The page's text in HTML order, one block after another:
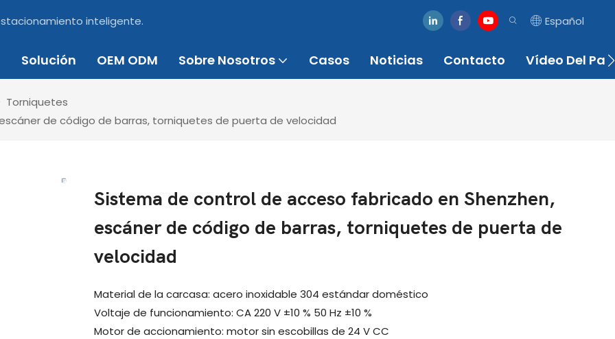
inteligente. Español
Solución OEM ODM Sobre Nosotros Casos Noticias Contacto Vídeo Del
Torniquetes
de código de barras, torniquetes de puerta de velocidad
Sistema de control de acceso fabricado en Shenzhen,
escáner de código de barras, torniquetes de puerta de
velocidad
Material de la carcasa: acero inoxidable 304 estándar doméstico
Voltaje de funcionamiento: CA 220 V ±10 % 50 Hz ±10 %
Motor de accionamiento: motor sin escobillas de 24 V CC